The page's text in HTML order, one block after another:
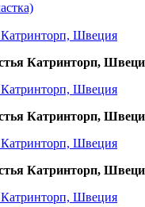
Катринторп,
Катринторп,
Катринторп,